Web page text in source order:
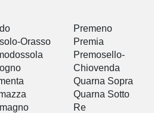
Orasso
Premeno
Premia
Premosello-
Chiovenda
Quarna Sopra
Quarna Sotto
Re